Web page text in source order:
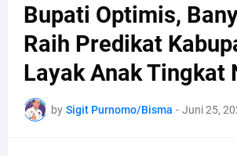
Bupati Optimis,
Raih Predikat
Layak Anak Tingkat
by Sigit Purnomo/Bisma - Juni 25,